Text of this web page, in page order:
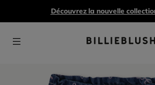
Découvrez la nouvelle